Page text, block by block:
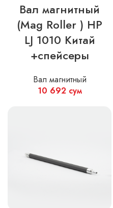
Вал магнитный
(Mag Roller ) HP
LJ 1010 Китай
+спейсеры
Вал магнитный
10 692 сум